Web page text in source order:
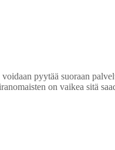
pyytää suoraan
on vaikea sitä